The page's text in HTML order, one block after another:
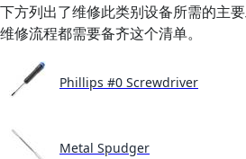
下方列出了维修此类别设备所需的主
维修流程都需要备齐这个清单。
Phillips #0 Screwdriver
Metal Spudger